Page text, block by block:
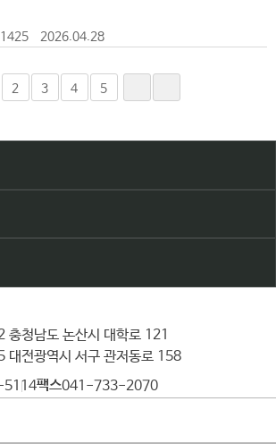
1425 2026.04.28
2 3 4 5
충청남도 논산시 대학로 121
대전광역시 서구 관저동로 158
5114 팩스 041-733-2070